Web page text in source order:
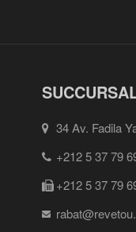
34 Av. Fadila
+212 5 37 79
+212 5 37 79